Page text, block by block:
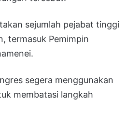
sejumlah pejabat tinggi
termasuk Pemimpin
segera menggunakan
membatasi langkah